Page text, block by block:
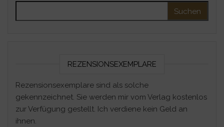
REZENSIONSEXEMPLARE
Rezensionsexemplare sind als solche
gekennzeichnet. Sie werden mir vom Verlag kostenlos
zur Verfügung gestellt. Ich verdiene kein Geld an
ihnen.